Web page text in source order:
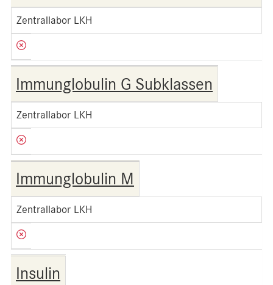
Zentrallabor LKH
Immunglobulin G Subklassen
Zentrallabor LKH
Immunglobulin M
Zentrallabor LKH
Insulin